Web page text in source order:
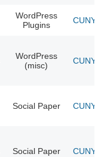
WordPress
Plugins
CUNY
WordPress
(misc)
CUNY
Social Paper CUNY
Social Paper CUNY